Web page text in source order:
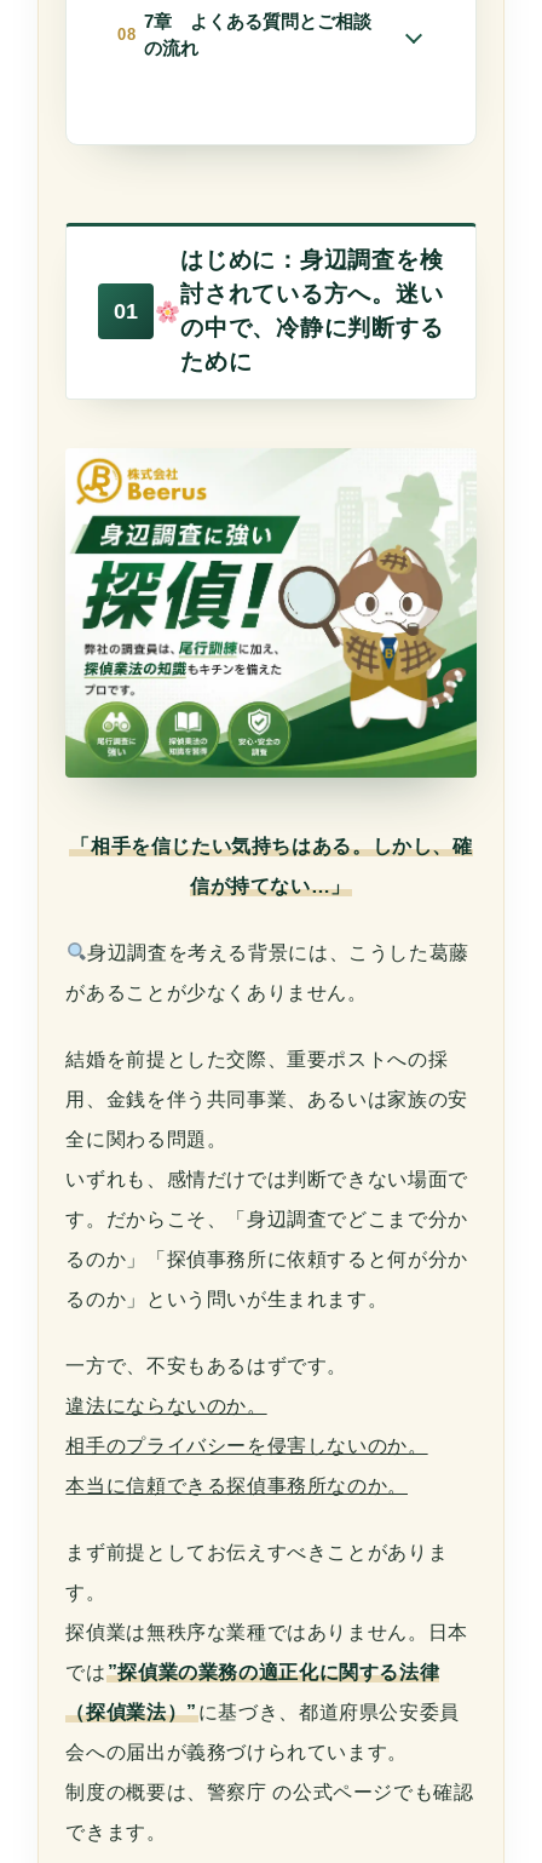
『4-6. 調査報告書の作成』
ク』
『6-2. 採用前の身辺調査（企業・
『6-5. 身辺調査は「疑う行為」で
はない』
7章 よくある質問とご相談
の流れ
『7-3. 相談時に準備するとよい情
報』
はじめに：身辺調査を検
討されている方へ。迷い
の中で、冷静に判断する
ために
「相手を信じたい気持ちはある。しかし、確
信が持てない…」
身辺調査を考える背景には、こうした葛藤
があることが少なくありません。
結婚を前提とした交際、重要ポストへの採
用、金銭を伴う共同事業、あるいは家族の安
全に関わる問題。
いずれも、感情だけでは判断できない場面で
す。だからこそ、「身辺調査でどこまで分か
るのか」「探偵事務所に依頼すると何が分か
るのか」という問いが生まれます。
一方で、不安もあるはずです。
違法にならないのか。
相手のプライバシーを侵害しないのか。
本当に信頼できる探偵事務所なのか。
まず前提としてお伝えすべきことがありま
す。
探偵業は無秩序な業種ではありません。日本
では”探偵業の業務の適正化に関する法律
（探偵業法）”に基づき、都道府県公安委員
会への届出が義務づけられています。
制度の概要は、 警察庁 の公式ページでも確認
できます。